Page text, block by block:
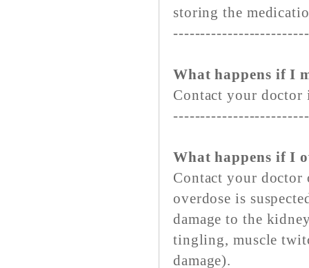
storing the
What happens if I
Contact your doctor
What happens if I
Contact your doctor
overdose is
damage to the
tingling, muscle
damage).